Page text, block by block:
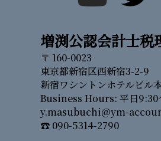
増渕公認会計士税
〒 160-0023
東京都新宿区西新宿3-2-9
新宿ワシントンホテルビル
Business Hours: 平日9:30
y.masubuchi@ym-
☎ 090-5314-2790